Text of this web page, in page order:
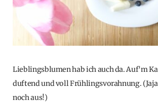
Lieblingsblumen hab ich auch da. Auf'm
duftend und voll Frühlingsvorahnung.
noch aus!)